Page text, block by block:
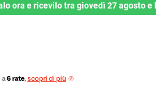
ora e ricevilotragiovedì 27 agostoe
a6 rate, scopri di più